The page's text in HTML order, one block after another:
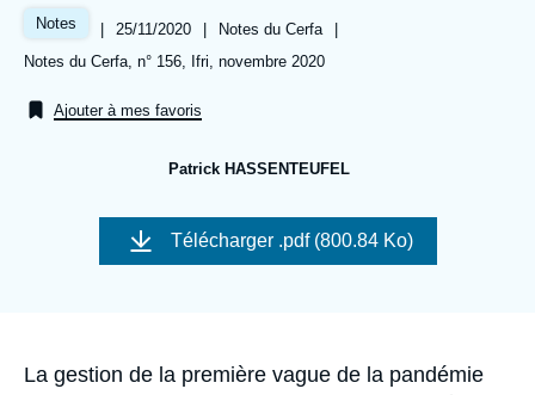
Analyses
Se connecter
Notes |
Date
de
25/11/2020 |
Référence
taxonomie
Notes du Cerfa
|
Références
Notes du Cerfa, n° 156, Ifri, novembre 2020
Ajouter à mes favoris
Patrick HASSENTEUFEL
Image
couverture
Télécharger .pdf (800.84 Ko)
Accroche
La gestion de la première vague de la pandémie